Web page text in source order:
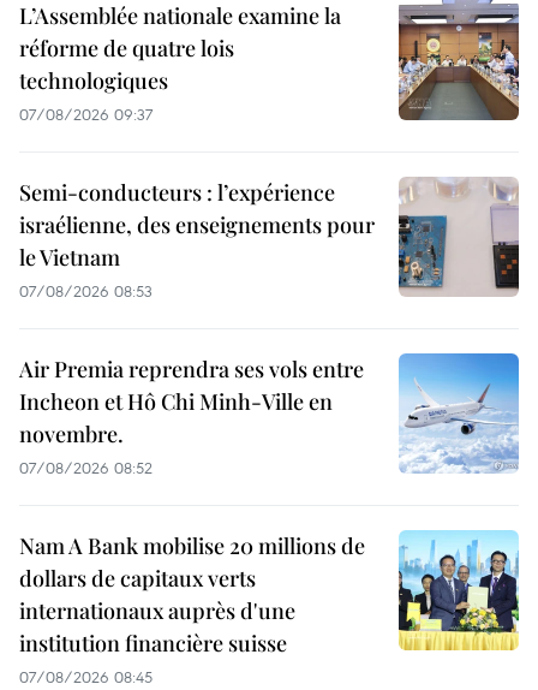
L’Assemblée nationale examine la
réforme de quatre lois
technologiques
07/08/2026 09:37
Semi-conducteurs : l’expérience
israélienne, des enseignements pour
le Vietnam
07/08/2026 08:53
Air Premia reprendra ses vols entre
Incheon et Hô Chi Minh-Ville en
novembre.
07/08/2026 08:52
Nam A Bank mobilise 20 millions de
dollars de capitaux verts
internationaux auprès d'une
institution financière suisse
07/08/2026 08:45